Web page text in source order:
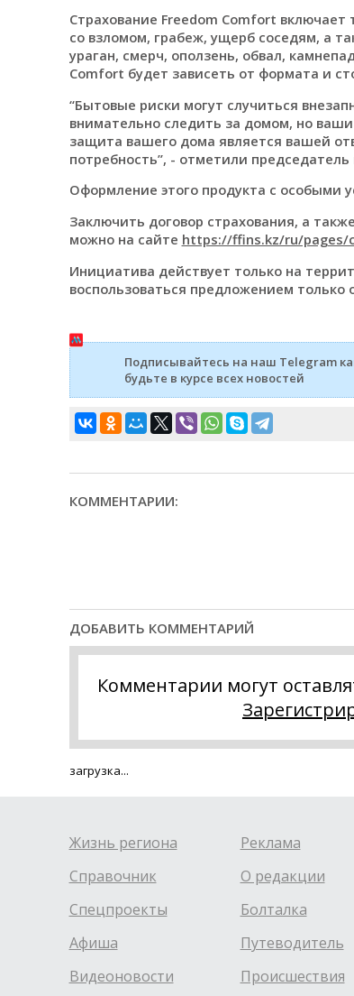
Страхование Freedom Comfort
со взломом, грабеж, ущерб соседям, а
ураган, смерч, оползень, обвал,
Comfort будет зависеть от формата и
“Бытовые риски могут случиться
внимательно следить за домом, но
защита вашего дома является вашей
потребность”, - отметили
Оформление этого продукта с особыми
Заключить договор страхования, а
можно на сайте https://ffins.kz/ru/pages/
Инициатива действует только на
воспользоваться предложением только
Подписывайтесь на наш Telegram
будьте в курсе всех новостей
КОММЕНТАРИИ:
ДОБАВИТЬ КОММЕНТАРИЙ
Комментарии могут
загрузка...
Жизнь региона
Справочник
Спецпроекты
Афиша
Видеоновости
Реклама
О редакции
Болталка
Путеводитель
Происшествия